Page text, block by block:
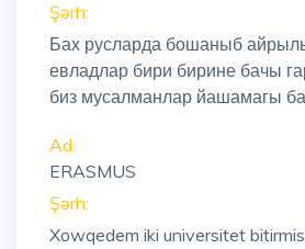
Şərh:
Бах русларда бошаныб
евладлар бири бирине бачы
биз мусалманлар йашамагы
Ad:
ERASMUS
Şərh:
Xowqedem iki universitet